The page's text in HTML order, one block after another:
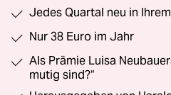
Jedes Quartal neu in
Nur 38 Euro im Jahr
Als Prämie Luisa
mutig sind?“